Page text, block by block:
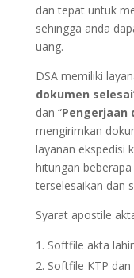
dan tepat untuk
sehingga anda
uang.
DSA memiliki
dokumen selesai
dan “Pengerjaan
mengirimkan
layanan ekspedisi
hitungan
terselesaikan dan
Syarat apostile
Softfile akta lahir
Softfile KTP